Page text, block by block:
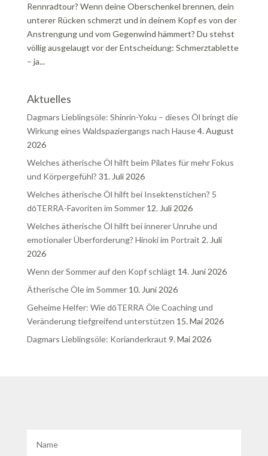
Rennradtour? Wenn deine Oberschenkel brennen, dein
unterer Rücken schmerzt und in deinem Kopf es von der
Anstrengung und vom Gegenwind hämmert? Du stehst
völlig ausgelaugt vor der Entscheidung: Schmerztablette
– ja...
Aktuelles
Dagmars Lieblingsöle: Shinrin-Yoku – dieses Öl bringt die
Wirkung eines Waldspaziergangs nach Hause4. August
2026
Welches ätherische Öl hilft beim Pilates für mehr Fokus
und Körpergefühl? 31. Juli 2026
Welches ätherische Öl hilft bei Insektenstichen? 5
dōTERRA-Favoriten im Sommer 12. Juli 2026
Welches ätherische Öl hilft bei innerer Unruhe und
emotionaler Überforderung? Hinoki im Portrait 2. Juli
2026
Wenn der Sommer auf den Kopf schlägt 14. Juni 2026
Ätherische Öle im Sommer 10. Juni 2026
Geheime Helfer: Wie dōTERRA Öle Coaching und
Veränderung tiefgreifend unterstützen 15. Mai 2026
Dagmars Lieblingsöle: Korianderkraut 9. Mai 2026